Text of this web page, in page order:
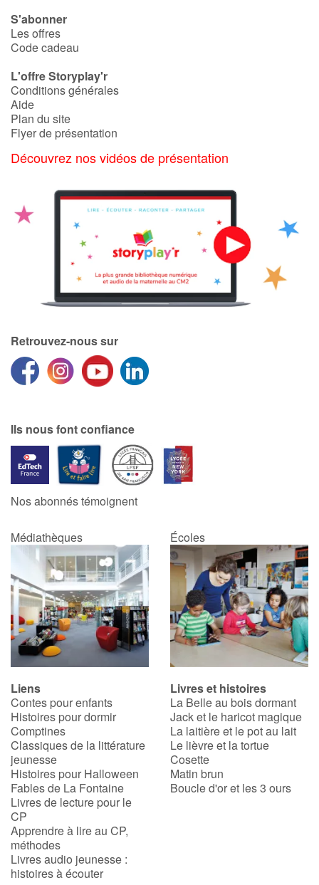
S'abonner
Les offres
Code cadeau
L'offre Storyplay'r
Conditions générales
Aide
Plan du site
Flyer de présentation
Découvrez nos vidéos de présentation
Retrouvez-nous sur
Ils nous font confiance
Nos abonnés témoignent
Médiathèques Écoles
Liens
Contes pour enfants
Histoires pour dormir
Comptines
Classiques de la littérature
jeunesse
Histoires pour Halloween
Fables de La Fontaine
Livres de lecture pour le
CP
Apprendre à lire au CP,
méthodes
Livres audio jeunesse :
histoires à écouter
Livres et histoires
La Belle au bois dormant
Jack et le haricot magique
La laitière et le pot au lait
Le lièvre et la tortue
Cosette
Matin brun
Boucle d'or et les 3 ours